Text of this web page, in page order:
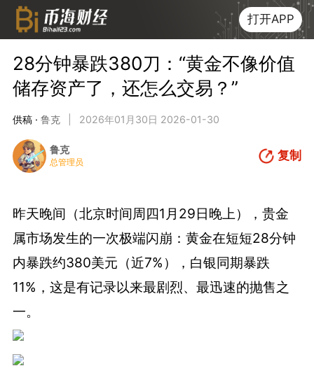
打开APP
28分钟暴跌380刀：“黄金不像价值
储存资产了，还怎么交易？”
供稿 · 鲁克 2026年01月30日 2026-01-30
鲁克
总管理员 复制
昨天晚间（北京时间周四1月29日晚上），贵金
属市场发生的一次极端闪崩：黄金在短短28分钟
内暴跌约380美元（近7%），白银同期暴跌
11%，这是有记录以来最剧烈、最迅速的抛售之
一。